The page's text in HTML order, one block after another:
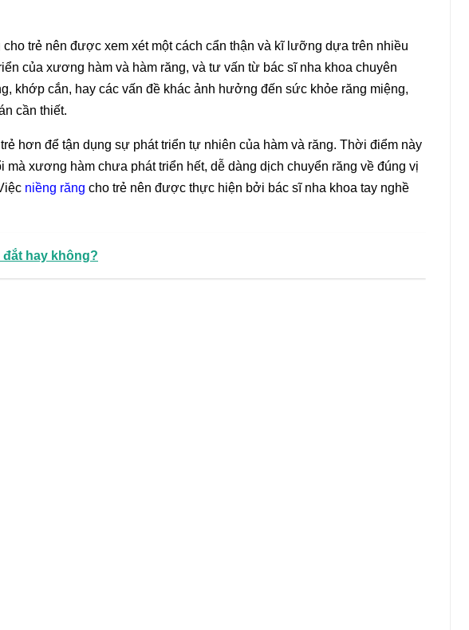
trẻ nên được xem xét một cách cẩn thận và kĩ lưỡng dựa trên nhiều
của xương hàm và hàm răng, và tư vấn từ bác sĩ nha khoa chuyên
khớp cắn, hay các vấn đề khác ảnh hưởng đến sức khỏe răng miệng,
cần thiết.
hơn để tận dụng sự phát triển tự nhiên của hàm và răng. Thời điểm này
xương hàm chưa phát triển hết, dễ dàng dịch chuyển răng về đúng vị
niềng răng cho trẻ nên được thực hiện bởi bác sĩ nha khoa tay nghề
hay không?